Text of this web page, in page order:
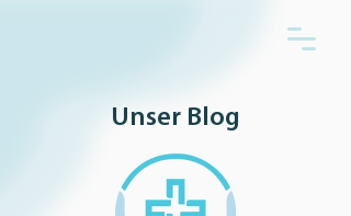
Unser Blog